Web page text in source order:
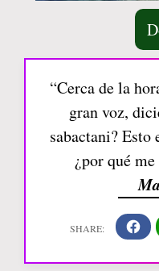
“Cerca de la
gran voz,
sabactani?
¿por qué